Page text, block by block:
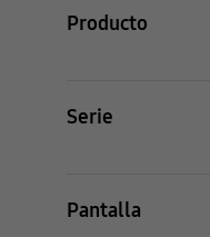
Producto
Serie
Pantalla